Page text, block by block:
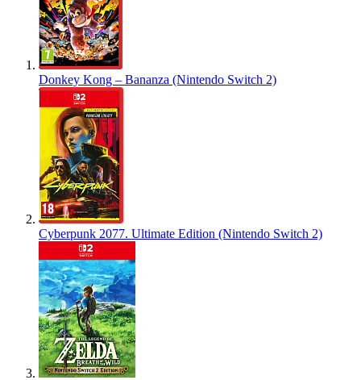
Donkey Kong – Bananza (Nintendo Switch 2)
Cyberpunk 2077. Ultimate Edition (Nintendo Switch 2)